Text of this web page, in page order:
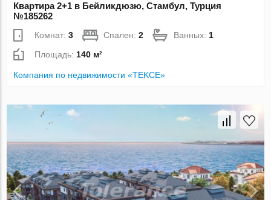
Квартира 2+1 в Бейликдюзю, Стамбул, Турция
№185262
Комнат:3 Спален:2 Ванных:1
Площадь:140 м²
Компания по недвижимости «TEKCE»